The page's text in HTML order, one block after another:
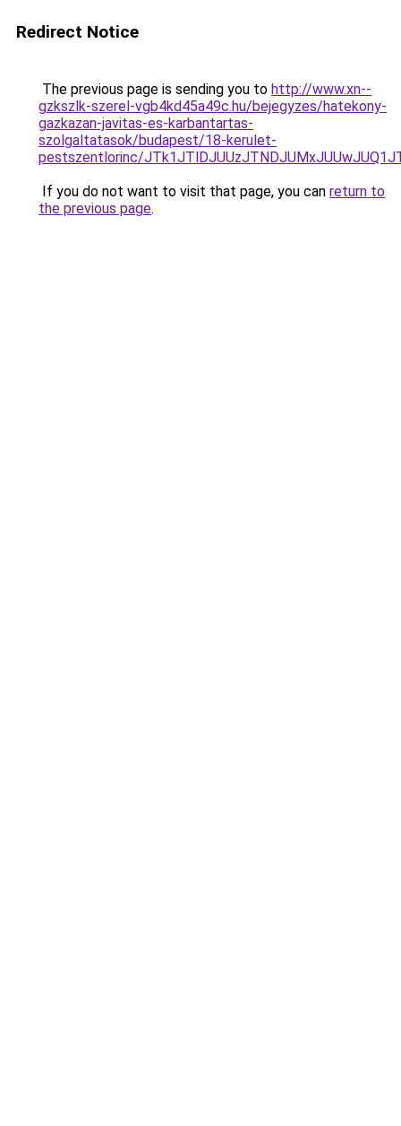
Redirect Notice
The previous page is sending you to http://www.xn--
gzkszlk-szerel-vgb4kd45a49c.hu/bejegyzes/hatekony-
gazkazan-javitas-es-karbantartas-
szolgaltatasok/budapest/18-kerulet-
pestszentlorinc/
If you do not want to visit that page, you can return to
the previous page.